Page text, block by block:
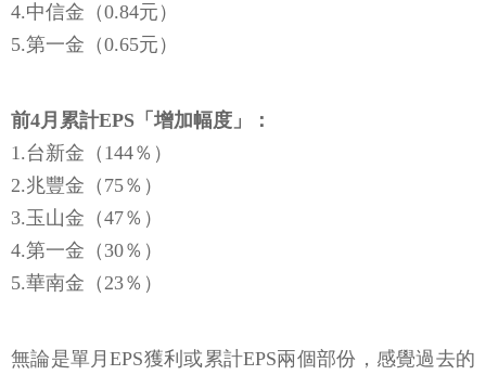
4.中信金（0.84元）
5.第一金（0.65元）
前4月累計EPS「增加幅度」：
1.台新金（144％）
2.兆豐金（75％）
3.玉山金（47％）
4.第一金（30％）
5.華南金（23％）
無論是單月EPS獲利或累計EPS兩個部份，感覺過去的